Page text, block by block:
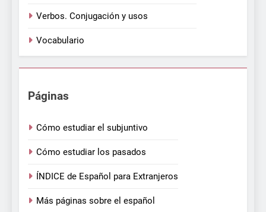
Verbos. Conjugación y usos
Vocabulario
Páginas
Cómo estudiar el subjuntivo
Cómo estudiar los pasados
ÍNDICE de Español para Extranjeros
Más páginas sobre el español